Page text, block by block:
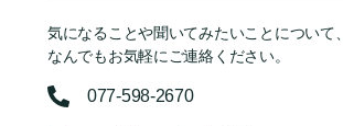
気になることや聞いてみたいことについて、
なんでもお気軽にご連絡ください。
077-598-2670